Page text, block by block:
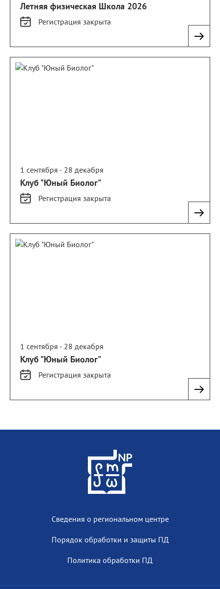
Летняя физическая Школа 2026
Регистрация закрыта
1 сентября - 28 декабря
Клуб "Юный Биолог"
Регистрация закрыта
1 сентября - 28 декабря
Клуб "Юный Биолог"
Регистрация закрыта
Сведения о региональном центре
Порядок обработки и защиты ПД
Политика обработки ПД